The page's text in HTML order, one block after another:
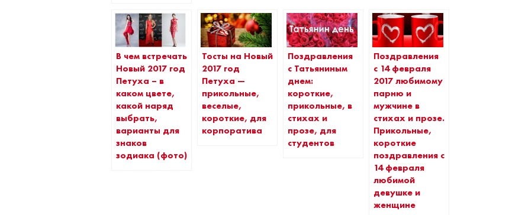
В чем встречать
Новый 2017 год
Петуха – в
каком цвете,
какой наряд
выбрать,
варианты для
знаков
зодиака (фото)
Тосты на Новый
2017 год
Петуха —
прикольные,
веселые,
короткие, для
корпоратива
Поздравления
с Татьяниным
днем:
короткие,
прикольные, в
стихах и
прозе, для
студентов
Поздравления
с 14 февраля
2017 любимому
парню и
мужчине в
стихах и прозе.
Прикольные,
короткие
поздравления с
14 февраля
любимой
девушке и
женщине